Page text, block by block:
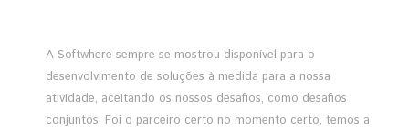
A Softwhere sempre se mostrou disponível para o
desenvolvimento de soluções à medida para a nossa
atividade, aceitando os nossos desafios, como desafios
conjuntos. Foi o parceiro certo no momento certo, temos a